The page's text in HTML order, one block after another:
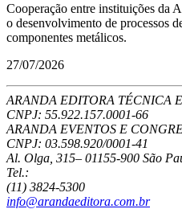
Cooperação entre instituições da
o desenvolvimento de processos
componentes metálicos.
27/07/2026
ARANDA EDITORA TÉCNICA
CNPJ: 55.922.157.0001-66
ARANDA EVENTOS E
CNPJ: 03.598.920/0001-41
Al. Olga, 315– 01155-900 São
Tel.:
(11) 3824-5300
info@arandaeditora.com.br